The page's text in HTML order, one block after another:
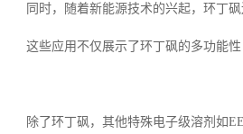
同时，随着新能源技术的兴起，环丁
这些应用不仅展示了环丁砜的多功能
除了环丁砜，其他特殊电子级溶剂如